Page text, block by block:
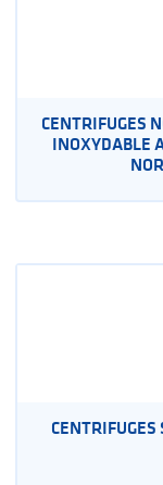
CENTRIFUGES
INOXYDABLE